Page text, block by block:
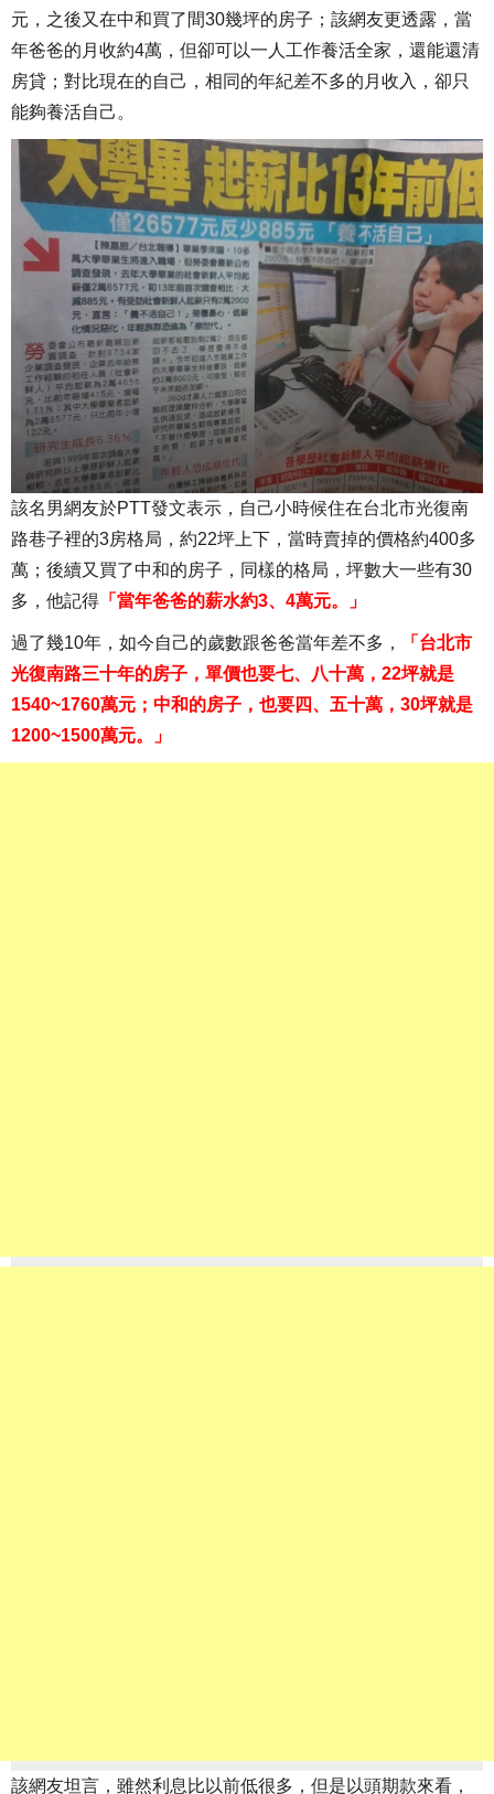
元，之後又在中和買了間30幾坪的房子；該網友更透露，當
年爸爸的月收約4萬，但卻可以一人工作養活全家，還能還清
房貸；對比現在的自己，相同的年紀差不多的月收入，卻只
能夠養活自己。
該名男網友於PTT發文表示，自己小時候住在台北市光復南
路巷子裡的3房格局，約22坪上下，當時賣掉的價格約400多
萬；後續又買了中和的房子，同樣的格局，坪數大一些有30
多，他記得 「當年爸爸的薪水約3、4萬元。」
過了幾10年，如今自己的歲數跟爸爸當年差不多，
「台北市
光復南路三十年的房子，單價也要七、八十萬，22坪就是
1540~1760萬元；中和的房子，也要四、五十萬，30坪就是
1200~1500萬元。」
該網友坦言，雖然利息比以前低很多，但是以頭期款來看，